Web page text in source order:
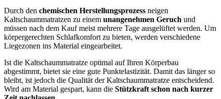
Durch den chemischen Herstellungsprozess neigen
Kaltschaummatratzen zu einem unangenehmen Geruch und
müssen nach dem Kauf meist mehrere Tage ausgelüftet werden. Um
körpergerechten Schlafkomfort zu bieten, werden verschiedene
Liegezonen ins Material eingearbeitet.
Ist die Kaltschaummatratze optimal auf Ihren Körperbau
abgestimmt, bietet sie eine gute Punktelastizität. Damit das länger so
bleibt, ist jedoch die Qualität der Kaltschaummatratze entscheidend.
Wird am Material gespart, kann die Stützkraft schon nach kurzer